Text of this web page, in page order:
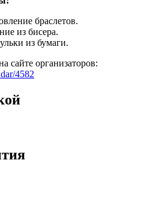
браслетов.
из бисера.
из бумаги.
сайте организаторов:
4582